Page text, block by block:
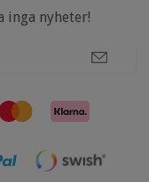
inga nyheter!